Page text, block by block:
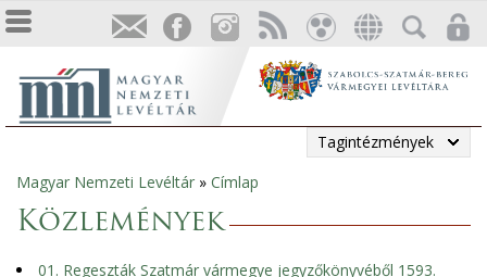
Tagintézmények
Jelenlegi
hely
Magyar Nemzeti Levéltár » Címlap
Közlemények
01. Regeszták Szatmár vármegye jegyzőkönyvéből 1593.